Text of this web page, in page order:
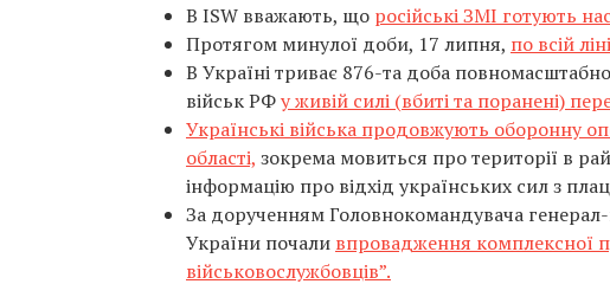
В ISW вважають, що російські ЗМІ готують
Протягом минулої доби, 17 липня, по всій
В Україні триває 876-та доба
військ РФу живій силі (вбиті та поранені)
Українські війська продовжують оборонну
області, зокрема мовиться про території в
інформацію про відхід українських сил з
За дорученням Головнокомандувача
України почали впровадження комплексної
військовослужбовців”.